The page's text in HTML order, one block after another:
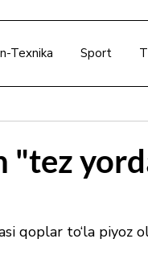
Texnika Sport
"tez
qoplar to‘la piyoz